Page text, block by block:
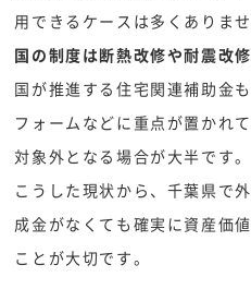
用できるケースは多くありませ
国の制度は断熱改修や耐震改
国が推進する住宅関連補助金
フォームなどに重点が置かれ
対象外となる場合が大半です。
こうした現状から、千葉県で
成金がなくても確実に資産価
ことが大切です。